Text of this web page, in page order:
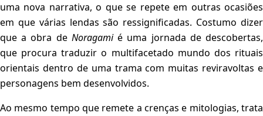
uma nova narrativa, o que se repete em outras ocasiões
em que várias lendas são ressignificadas. Costumo dizer
que a obra de Noragamié uma jornada de descobertas,
que procura traduzir o multifacetado mundo dos rituais
orientais dentro de uma trama com muitas reviravoltas e
personagens bem desenvolvidos.
Ao mesmo tempo que remete a crenças e mitologias, trata